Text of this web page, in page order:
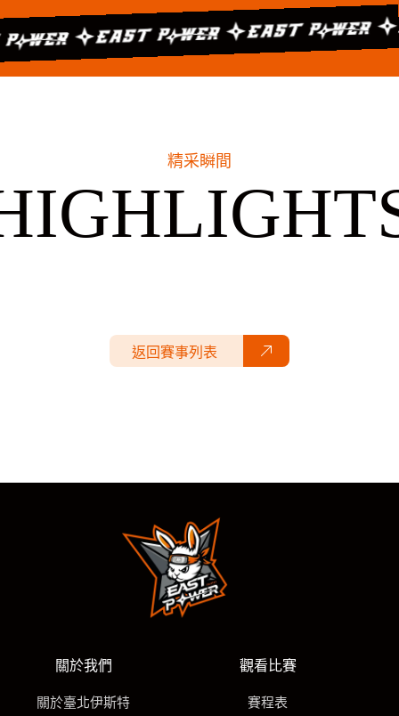
精采瞬間
返回賽事列表
關於我們
關於臺北伊斯特
觀看比賽
賽程表